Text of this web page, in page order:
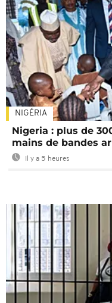
NIGÉRIA
Nigeria : plus de
mains de bandes
Il y a 5 heures